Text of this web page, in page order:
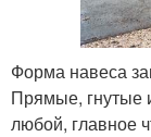
Форма навеса
Прямые, гнутые
любой, главное